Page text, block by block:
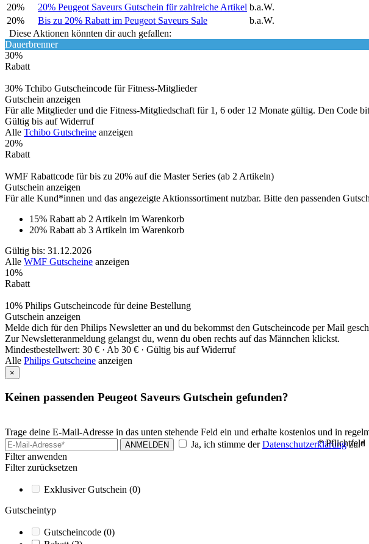
20%
20% Peugeot Saveurs Gutschein für zahlreiche Artikel b.a.W.
20%
Bis zu 20% Rabatt im Peugeot Saveurs Sale
b.a.W.
Diese Aktionen könnten dir auch gefallen:
Dauerbrenner
30%
Rabatt
30% Tchibo Gutscheincode für Fitness-Mitglieder
Gutschein anzeigen
Für alle Mitglieder und die Fitness-Mitgliedschaft für 1, 6 oder 12 Monate gültig. Den Code
Gültig bis auf Widerruf
Alle Tchibo Gutscheine anzeigen
20%
Rabatt
WMF Rabattcode für bis zu 20% auf die Master Series (ab 2 Artikeln)
Gutschein anzeigen
Für alle Kund*innen und das angezeigte Aktionssortiment nutzbar. Bitte den passenden
15% Rabatt ab 2 Artikeln im Warenkorb
20% Rabatt ab 3 Artikeln im Warenkorb
Gültig bis: 31.12.2026
Alle WMF Gutscheine anzeigen
10%
Rabatt
10% Philips Gutscheincode für deine Bestellung
Gutschein anzeigen
Melde dich für den Philips Newsletter an und du bekommst den Gutscheincode per Mail
Zur Newsletteranmeldung gelangst du, wenn du oben rechts auf das Männchen klickst.
Mindestbestellwert: 30 € · Ab 30 € · Gültig bis auf Widerruf
Alle Philips Gutscheine anzeigen
×
Keinen passenden Peugeot Saveurs Gutschein gefunden?
Trage deine E-Mail-Adresse in das unten stehende Feld ein und erhalte kostenlos und in
ANMELDEN Ja, ich stimme derDatenschutzerklärungzu.*
* Pflichtfeld
Filter anwenden
Filter zurücksetzen
Exklusiver Gutschein (0)
Gutscheintyp
Gutscheincode (0)